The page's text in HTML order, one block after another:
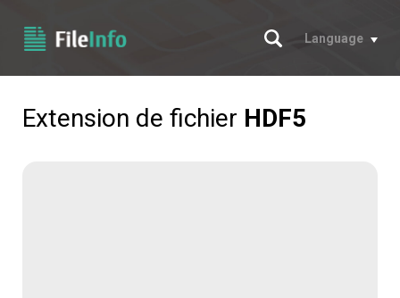
Chercher
Language
Extension de fichier HDF5